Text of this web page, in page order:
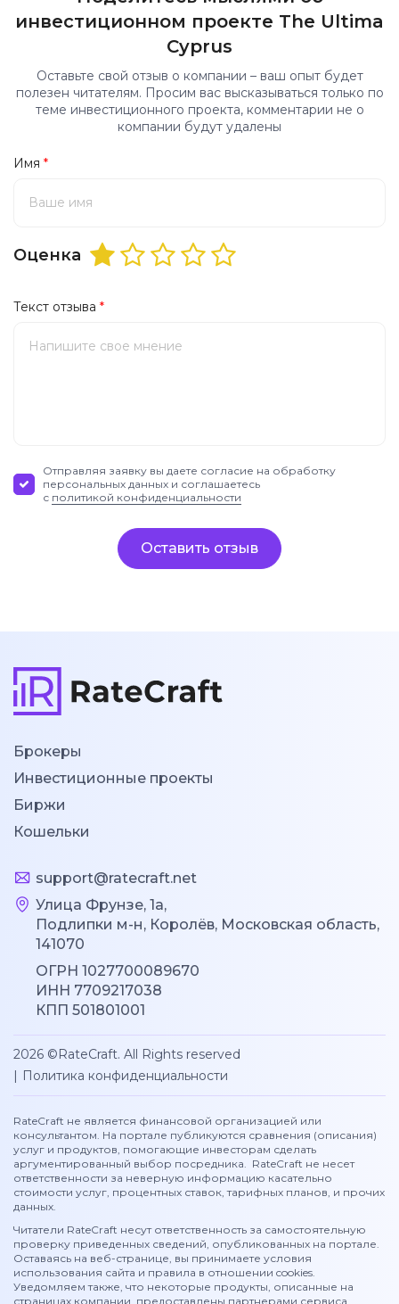
инвестиционном проекте The Ultima
Cyprus
Оставьте свой отзыв о компании – ваш опыт будет
полезен читателям. Просим вас высказываться только по
теме инвестиционного проекта, комментарии не о
компании будут удалены
Имя *
Оценка
Текст отзыва *
Отправляя заявку вы даете согласие на обработку
персональных данных и соглашаетесь
с политикой конфиденциальности
Оставить отзыв
Брокеры
Инвестиционные проекты
Биржи
Кошельки
support@ratecraft.net
Улица Фрунзе, 1а,
Подлипки м-н, Королёв, Московская область,
141070
ОГРН 1027700089670
ИНН 7709217038
КПП 501801001
2026 ©RateCraft. All Rights reserved
| Политика конфиденциальности
RateCraft не является финансовой организацией или
консультантом. На портале публикуются сравнения (описания)
услуг и продуктов, помогающие инвесторам сделать
аргументированный выбор посредника. RateCraft не несет
ответственности за неверную информацию касательно
стоимости услуг, процентных ставок, тарифных планов, и прочих
данных.
Читатели RateCraft несут ответственность за самостоятельную
проверку приведенных сведений, опубликованных на портале.
Оставаясь на веб-странице, вы принимаете условия
использования сайта и правила в отношении cookies.
Уведомляем также, что некоторые продукты, описанные на
страницах компании, предоставлены партнерами сервиса